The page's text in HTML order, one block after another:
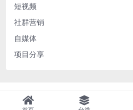
短视频
社群营销
自媒体
项目分享